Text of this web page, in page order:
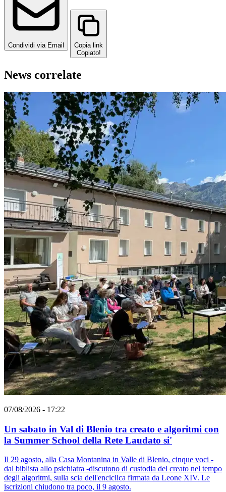
Condividi via Email
Copia link
Copiato!
News correlate
07/08/2026 - 17:22
Un sabato in Val di Blenio tra creato e algoritmi con
la Summer School della Rete Laudato si'
Il 29 agosto, alla Casa Montanina in Valle di Blenio, cinque voci -
dal biblista allo psichiatra -discutono di custodia del creato nel tempo
degli algoritmi, sulla scia dell'enciclica firmata da Leone XIV. Le
iscrizioni chiudono tra poco, il 9 agosto.